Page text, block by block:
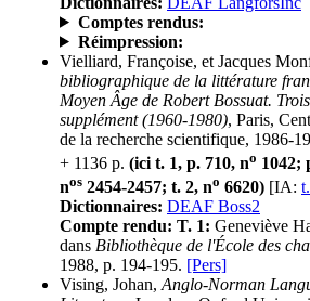
Comptes rendus:
Réimpression:
Vielliard, Françoise, et Jacques
bibliographique de la littérature
Moyen Âge de Robert Bossuat.
supplément (1960-1980), Paris,
de la recherche scientifique, 1986-
+ 1136 p. (ici t. 1, p. 710, no 1042;
nos 2454-2457; t. 2, no 6620) [IA:
Dictionnaires: DEAF Boss2
Compte rendu: T. 1: Geneviève
dans Bibliothèque de l'École des
1988, p. 194-195. [Pers]
Vising, Johan,Anglo-Norman